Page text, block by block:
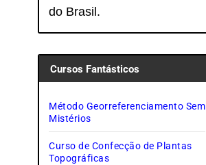
do Brasil.
Cursos Fantásticos
Método Georreferenciamento Sem
Mistérios
Curso de Confecção de Plantas
Topográficas